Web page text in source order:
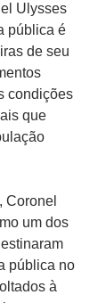
Ulysses
pública é
de seu
condições
que
Coronel
um dos
pública no
à